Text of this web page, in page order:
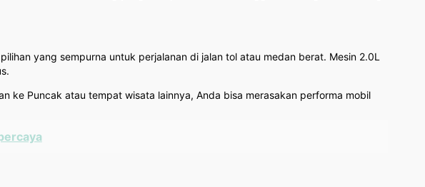
yang sempurna untuk perjalanan di jalan tol atau medan berat. Mesin 2.0L
ke Puncak atau tempat wisata lainnya, Anda bisa merasakan performa mobil